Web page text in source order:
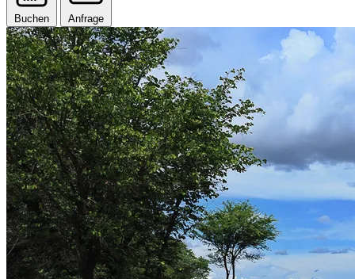
Buchen Anfrage